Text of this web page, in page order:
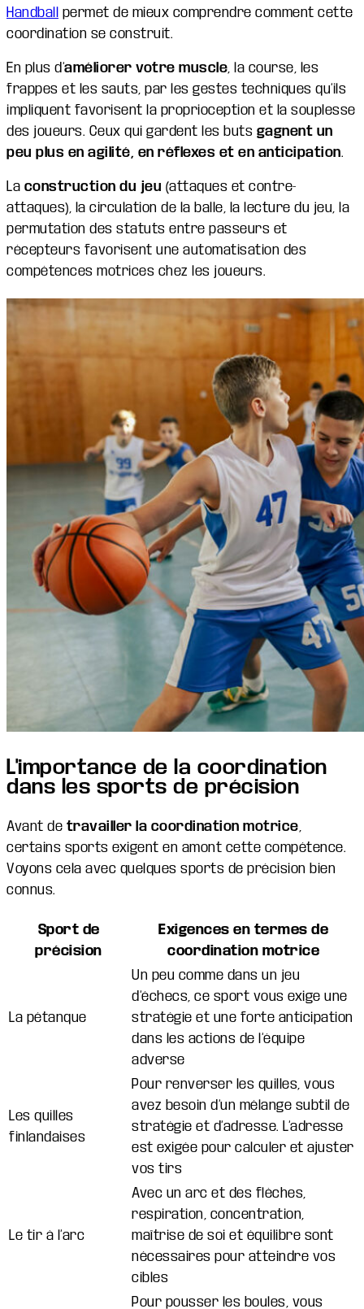
Handball permet de mieux comprendre comment cette
coordination se construit.
En plus d’améliorer votre muscle, la course, les
frappes et les sauts, par les gestes techniques qu’ils
impliquent favorisent la proprioception et la souplesse
des joueurs. Ceux qui gardent les buts gagnent un
peu plus en agilité, en réflexes et en anticipation.
La construction du jeu (attaques et contre-
attaques), la circulation de la balle, la lecture du jeu, la
permutation des statuts entre passeurs et
récepteurs favorisent une automatisation des
compétences motrices chez les joueurs.
L'importance de la coordination
dans les sports de précision
Avant de travailler la coordination motrice,
certains sports exigent en amont cette compétence.
Voyons cela avec quelques sports de précision bien
connus.
Sport de
précision
Exigences en termes de
coordination motrice
La pétanque
Un peu comme dans un jeu
d’échecs, ce sport vous exige une
stratégie et une forte anticipation
dans les actions de l’équipe
adverse
Les quilles
finlandaises
Pour renverser les quilles, vous
avez besoin d’un mélange subtil de
stratégie et d’adresse. L’adresse
est exigée pour calculer et ajuster
vos tirs
Le tir à l’arc
Avec un arc et des flèches,
respiration, concentration,
maîtrise de soi et équilibre sont
nécessaires pour atteindre vos
cibles
Pour pousser les boules, vous